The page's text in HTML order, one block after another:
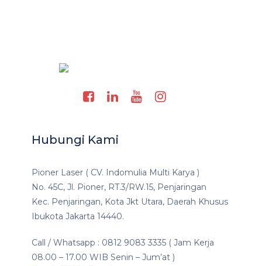
Hubungi Kami
Pioner Laser ( CV. Indomulia Multi Karya )
No. 45C, Jl. Pioner, RT.3/RW.15, Penjaringan
Kec. Penjaringan, Kota Jkt Utara, Daerah Khusus
Ibukota Jakarta 14440.
Call / Whatsapp : 0812 9083 3335 ( Jam Kerja
08.00 – 17.00 WIB Senin – Jum’at )